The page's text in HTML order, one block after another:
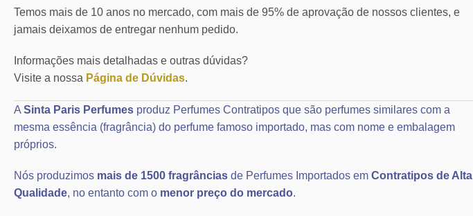
Temos mais de 10 anos no mercado, com mais de 95% de aprovação de nossos clientes, e
jamais deixamos de entregar nenhum pedido.
Informações mais detalhadas e outras dúvidas?
Visite a nossa Página de Dúvidas.
A Sinta Paris Perfumes produz Perfumes Contratipos que são perfumes similares com a
mesma essência (fragrância) do perfume famoso importado, mas com nome e embalagem
próprios.
Nós produzimos mais de 1500 fragrâncias de Perfumes Importados em Contratipos de Alta
Qualidade, no entanto com o menor preço do mercado.